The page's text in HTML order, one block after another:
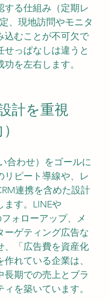
する仕組み（定期レ
、現地訪問やモニタ
込むことが不可欠で
せっぱなしは違うと
を左右します。
計を重視
合わせ）をゴールに
リピート導線や、レ
連携を含めた設計
ます。LINEや
ォローアップ、メ
ーゲティング広告な
、「広告費を資産化
れている企業は、
長期での売上とブラ
を築いています。